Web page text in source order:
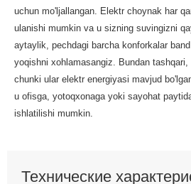
uchun mo'ljallangan. Elektr choynak har
ulanishi mumkin va u sizning suvingizni
aytaylik, pechdagi barcha konforkalar
yoqishni xohlamasangiz. Bundan
chunki ular elektr energiyasi mavjud
u ofisga, yotoqxonaga yoki sayohat
ishlatilishi mumkin.
Технические